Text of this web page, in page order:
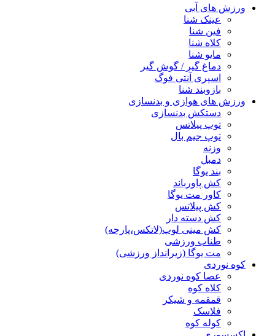
ورزش های آبی
عینک شنا
فین شنا
کلاه شنا
مایو شنا
دماغ گیر / گوش گیر
اسپری آنتی فوگ
بازوبند شنا
ورزش های هوازی و بدنسازی
دستکش بدنسازی
توپ پیلاتس
توپ جیم بال
وزنه
دمبل
بند یوگا
کش پاورباند
کاور مت یوگا
کش پیلاتس
کش دسته دار
کش مینی لوپ(لاتکس،پارچه)
طناب ورزشی
مت یوگا (زیرانداز ورزشی)
کوه نوردی
عصا کوه نوردی
کلاه کوه
قمقمه و شیکر
فلاسک
کوله کوه